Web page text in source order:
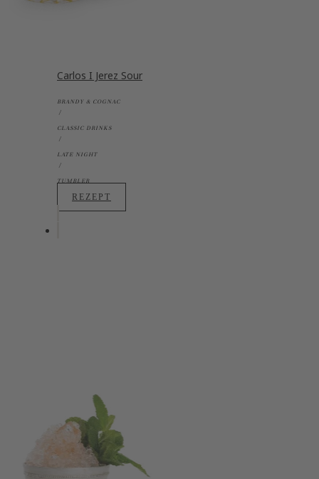
Carlos I Jerez Sour
BRANDY & COGNAC
CLASSIC DRINKS
LATE NIGHT
TUMBLER
REZEPT